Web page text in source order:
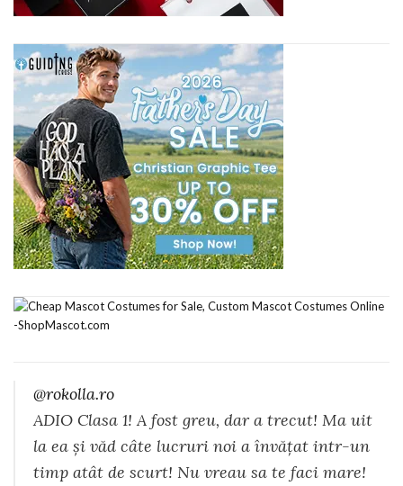
@rokolla.ro
ADIO Clasa 1! A fost greu, dar a trecut! Ma uit
la ea și văd câte lucruri noi a învățat intr-un
timp atât de scurt! Nu vreau sa te faci mare!